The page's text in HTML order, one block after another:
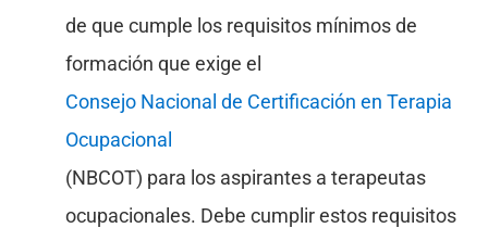
de que cumple los requisitos mínimos de
formación que exige el
Consejo Nacional de Certificación en Terapia
Ocupacional
(NBCOT) para los aspirantes a terapeutas
ocupacionales. Debe cumplir estos requisitos